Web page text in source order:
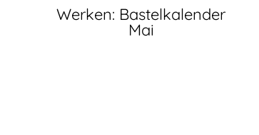
Werken: Bastelkalender
Mai